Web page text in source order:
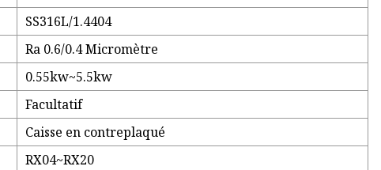
SS316L/1.4404
Ra 0.6/0.4 Micromètre
0.55kw~5.5kw
Facultatif
Caisse en contreplaqué
RX04~RX20